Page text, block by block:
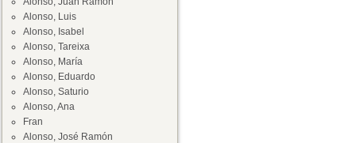
Alonso, Luis
Alonso, Isabel
Alonso, Tareixa
Alonso, María
Alonso, Eduardo
Alonso, Saturio
Alonso, Ana
Fran
Alonso, José Ramón